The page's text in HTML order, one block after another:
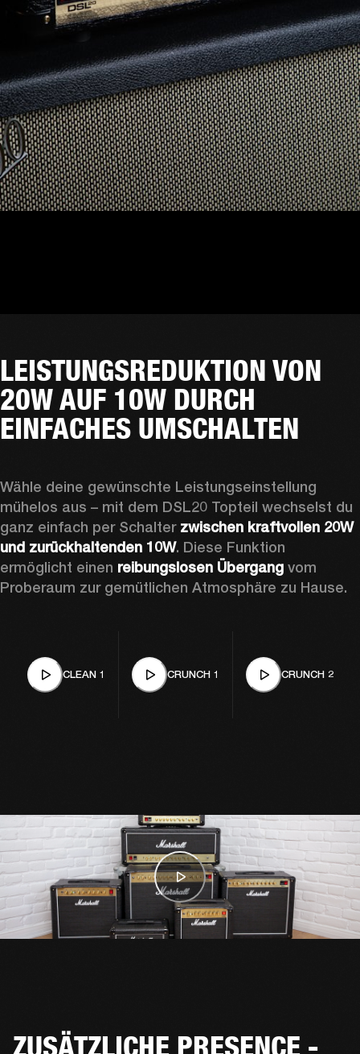
LEISTUNGSREDUKTION VON
20W AUF 10W DURCH
EINFACHES UMSCHALTEN
Wähle deine gewünschte Leistungseinstellung
mühelos aus – mit dem DSL20 Topteil wechselst du
ganz einfach per Schalter zwischen kraftvollen 20W
und zurückhaltenden 10W. Diese Funktion
ermöglicht einen reibungslosen Übergang vom
Proberaum zur gemütlichen Atmosphäre zu Hause.
CLEAN 1 CRUNCH 1 CRUNCH 2
ZUSÄTZLICHE PRESENCE -